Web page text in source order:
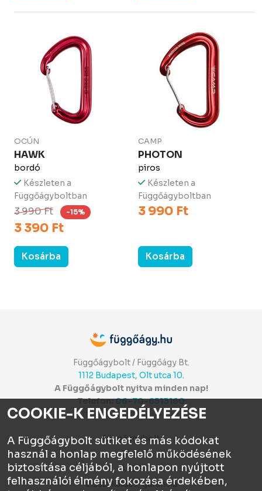
OCÚN
HAWK
bordó
Készleten a
Függőágyboltban
3 990 Ft -15%
3 390 Ft
Kosárba
CAMP
PHOTON
piros
Készleten a
Függőágyboltban
3 990 Ft
Kosárba
Függőágybolt / Függőágy Bt.
1112 Budapest, Olt utca 10.
A Függőágybolt nyitva minden nap!
Telefon:06-70-6513160
Itt értékelhetsz:⭐⭐⭐⭐⭐
Függőágybolt
Chat
ÁSZF
Visszaküldés, garancia
COOKIE-K ENGEDÉLYEZÉSE
A Függőágybolt sütiket és más kódokat
használ a honlap megfelelő működésének
biztosítása céljából, a honlapon nyújtott
felhasználói élmény fokozása érdekében,